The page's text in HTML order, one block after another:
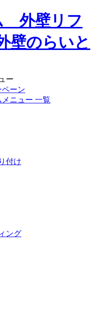
ー
ーン
ニュー 一覧
付け
ング